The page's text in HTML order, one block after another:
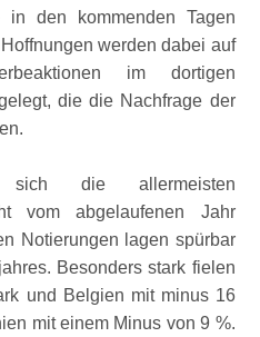
in den kommenden Tagen
werden dabei auf
im dortigen
die die Nachfrage der
sich die allermeisten
vom abgelaufenen Jahr
Notierungen lagen spürbar
Besonders stark fielen
und Belgien mit minus 16
mit einem Minus von 9 %.